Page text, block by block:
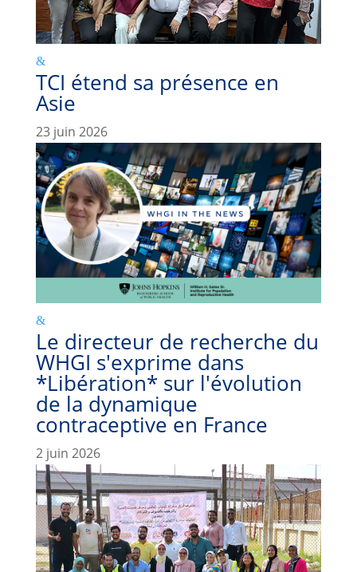
TCI étend sa présence en
Asie
23 juin 2026
Le directeur de recherche du
WHGI s'exprime dans
*Libération* sur l'évolution
de la dynamique
contraceptive en France
2 juin 2026